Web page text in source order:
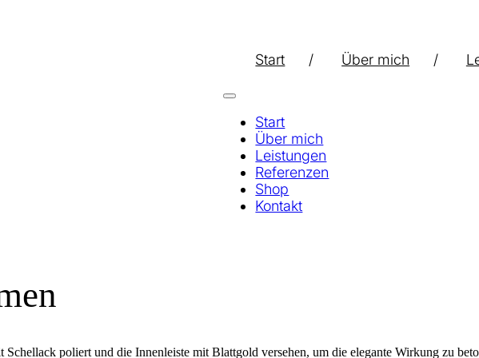
Start Über mich
Start
Über mich
Leistungen
Referenzen
Shop
Kontakt
poliert und die Innenleiste mit Blattgold versehen, um die elegante Wirkung zu